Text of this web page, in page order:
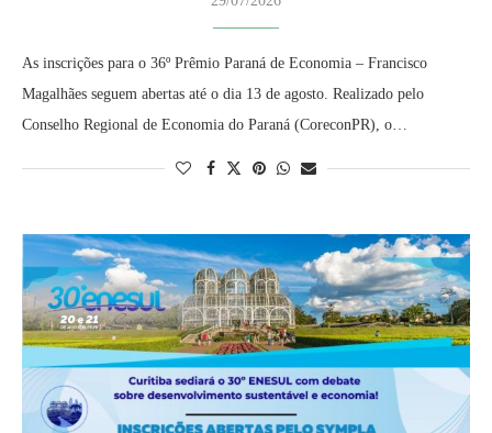
As inscrições para o 36º Prêmio Paraná de Economia – Francisco
Magalhães seguem abertas até o dia 13 de agosto. Realizado pelo
Conselho Regional de Economia do Paraná (CoreconPR), o…